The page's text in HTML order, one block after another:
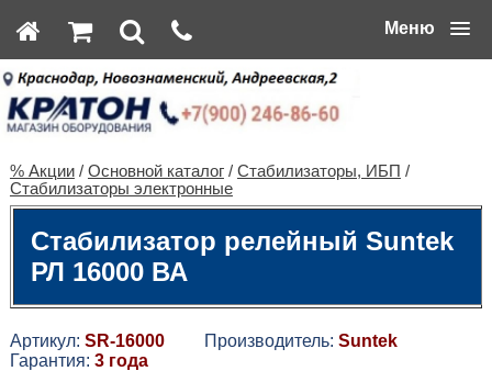
Меню
% Акции/ Основной каталог/ Стабилизаторы, ИБП /
Стабилизаторы электронные
Стабилизатор релейный Suntek
РЛ 16000 ВА
Артикул: SR-16000Производитель: Suntek
Гарантия: 3 года